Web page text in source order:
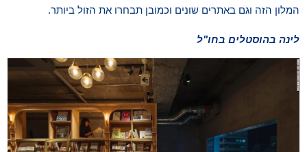
המלון הזה וגם באתרים שונים וכמובן תבחרו את הזול ביותר.
לינה בהוסטלים בחו"ל